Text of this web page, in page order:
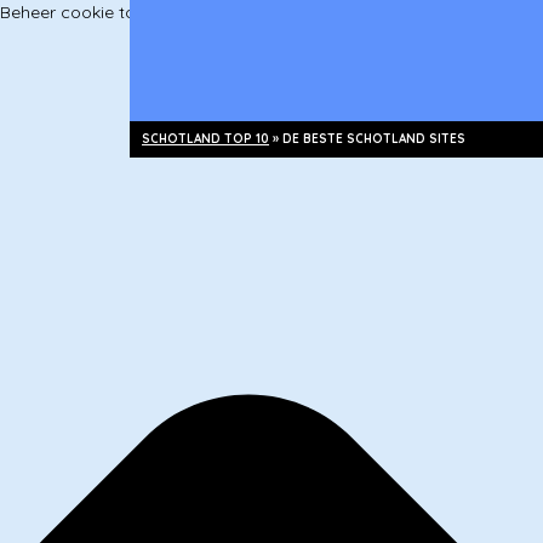
Beheer cookie toestemming
SCHOTLAND TOP 10 » DE BESTE SCHOTLAND SITES
Schotse Hooglanden
kastelen